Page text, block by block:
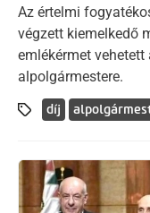
Az értelmi
végzett kiemelkedő
emlékérmet
alpolgármestere.
díj